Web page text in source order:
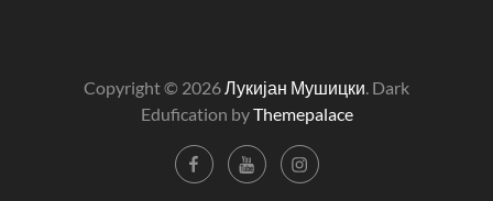
Copyright © 2026Лукијан Мушицки. Dark
Edufication byThemepalace
FacebookYouTubeInstagram